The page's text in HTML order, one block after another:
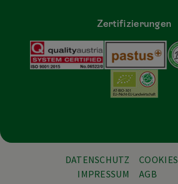
Zertifizierungen
DATENSCHUTZ
COOKIES
IMPRESSUM
AGB